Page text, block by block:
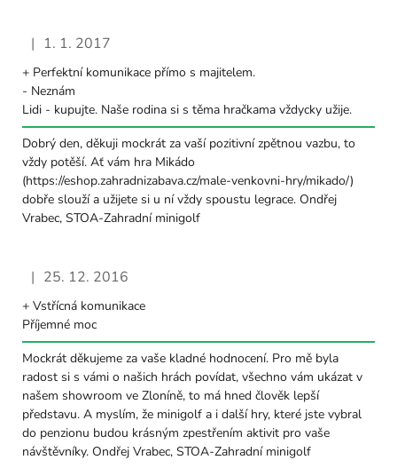
Hodnocení obchodu je 5 z 5 hvězdiček.
| 1. 1. 2017
+ Perfektní komunikace přímo s majitelem.
- Neznám
Lidi - kupujte. Naše rodina si s těma hračkama vždycky užije.
Dobrý den, děkuji mockrát za vaší pozitivní zpětnou vazbu, to
vždy potěší. Ať vám hra Mikádo
(https://eshop.zahradnizabava.cz/male-venkovni-hry/mikado/)
dobře slouží a užijete si u ní vždy spoustu legrace. Ondřej
Vrabec, STOA-Zahradní minigolf
Hodnocení obchodu je 5 z 5 hvězdiček.
| 25. 12. 2016
+ Vstřícná komunikace
Příjemné moc
Mockrát děkujeme za vaše kladné hodnocení. Pro mě byla
radost si s vámi o našich hrách povídat, všechno vám ukázat v
našem showroom ve Zloníně, to má hned člověk lepší
představu. A myslím, že minigolf a i další hry, které jste vybral
do penzionu budou krásným zpestřením aktivit pro vaše
návštěvníky. Ondřej Vrabec, STOA-Zahradní minigolf